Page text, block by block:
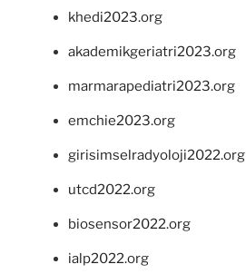
khedi2023.org
akademikgeriatri2023.org
marmarapediatri2023.org
emchie2023.org
girisimselradyoloji2022.org
utcd2022.org
biosensor2022.org
ialp2022.org